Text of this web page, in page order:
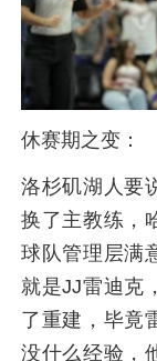
休赛期之变：
洛杉矶湖人要
换了主教练，
球队管理层满
就是JJ雷迪克
了重建，毕竟
没什么经验，